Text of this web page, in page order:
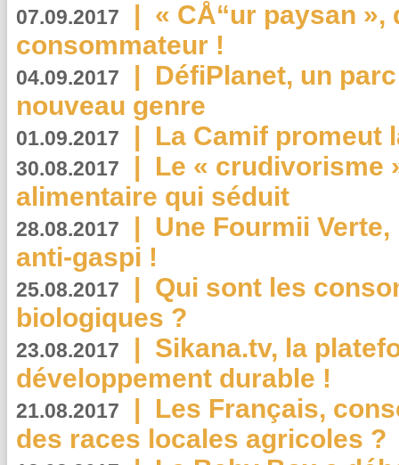
07.09.2017 | « CÅ“ur paysan
consommateur !
04.09.2017 | DéfiPlanet, un
nouveau genre
01.09.2017 | La Camif promeut
30.08.2017 | Le « crudivorisme
alimentaire qui séduit
28.08.2017 | Une Fourmii
anti-gaspi !
25.08.2017 | Qui sont les
biologiques ?
23.08.2017 | Sikana.tv, la
développement durable !
21.08.2017 | Les Français,
des races locales agricoles ?